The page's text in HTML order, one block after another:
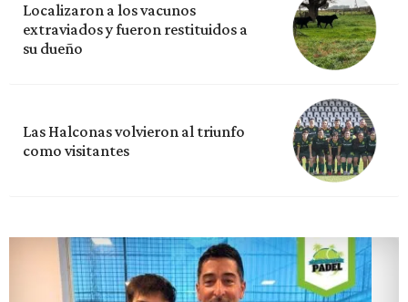
Localizaron a los vacunos
extraviados y fueron restituidos a
su dueño
Las Halconas volvieron al triunfo
como visitantes